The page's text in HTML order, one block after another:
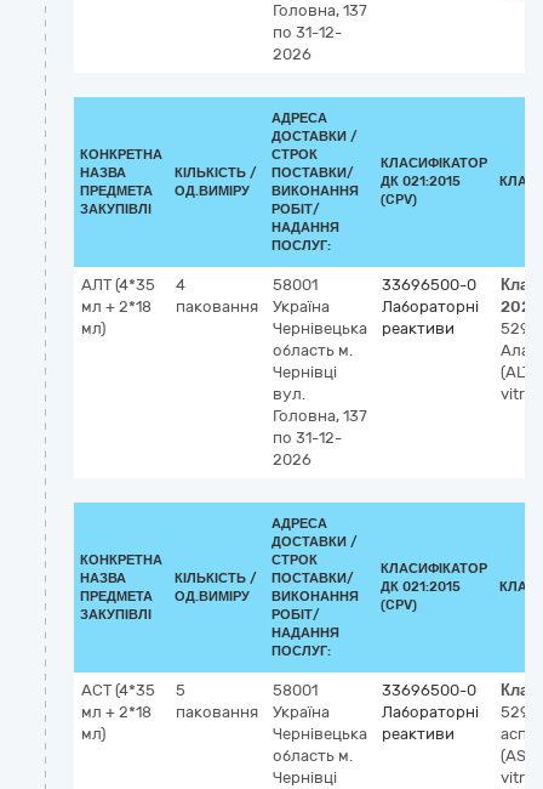
Головна, 137
по 31-12-
2026
КОНКРЕТНА
НАЗВА
ПРЕДМЕТА
ЗАКУПІВЛІ
КІЛЬКІСТЬ /
ОД.ВИМІРУ
АДРЕСА
ДОСТАВКИ /
СТРОК
ПОСТАВКИ/
ВИКОНАННЯ
РОБІТ/
НАДАННЯ
ПОСЛУГ:
КЛАСИФІКАТОР
ДК 021:2015
(CPV)
АЛТ (4*35
мл + 2*18
мл)
4
паковання
58001
Україна
Чернівецька
область м.
Чернівці
вул.
Головна, 137
по 31-12-
2026
33696500-0
Лабораторні
реактиви
2023
(ALT)
КОНКРЕТНА
НАЗВА
ПРЕДМЕТА
ЗАКУПІВЛІ
КІЛЬКІСТЬ /
ОД.ВИМІРУ
АДРЕСА
ДОСТАВКИ /
СТРОК
ПОСТАВКИ/
ВИКОНАННЯ
РОБІТ/
НАДАННЯ
ПОСЛУГ:
КЛАСИФІКАТОР
ДК 021:2015
(CPV)
АСТ (4*35
мл + 2*18
мл)
5
паковання
58001
Україна
Чернівецька
область м.
Чернівці
33696500-0
Лабораторні
реактиви
(AST)